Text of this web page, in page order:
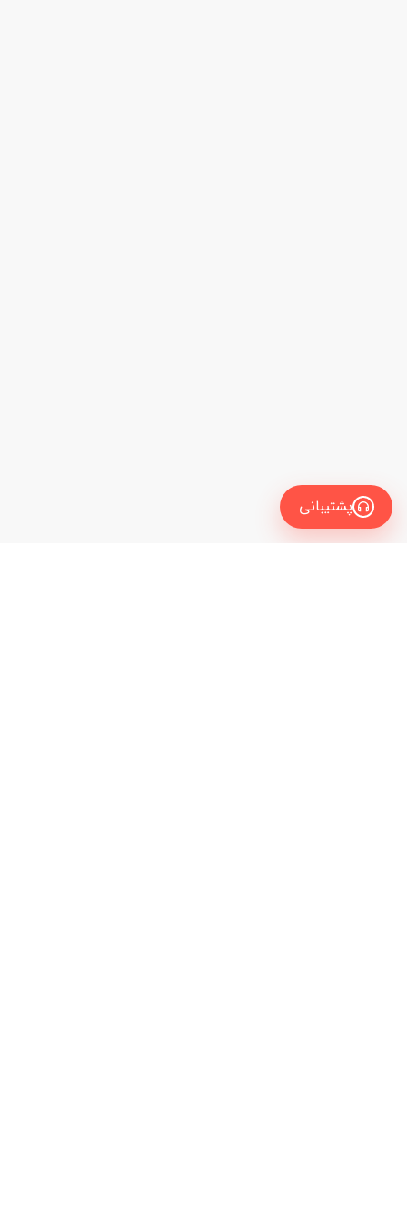
پشتیبانی